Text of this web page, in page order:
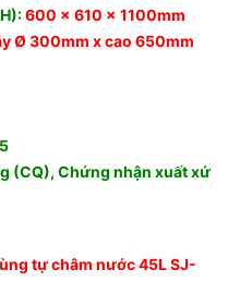
600 x 610 x 1100mm
Ø 300mm x cao 650mm
(CQ), Chứng nhận xuất xứ
tự châm nước 45L SJ-